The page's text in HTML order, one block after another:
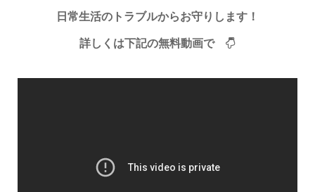
日常生活のトラブルからお守りします！
詳しくは下記の無料動画で